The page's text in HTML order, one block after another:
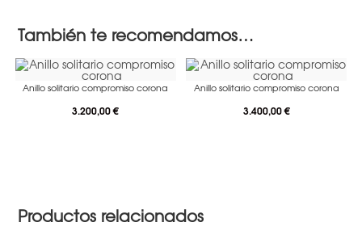
También te recomendamos…
Anillo solitario compromiso corona
3.200,00€
Anillo solitario compromiso corona
3.400,00€
Productos relacionados